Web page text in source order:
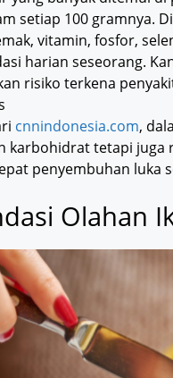
setiap 100 gramnya.
vitamin, fosfor,
harian seseorang.
risiko terkena
cnnindonesia.com,
karbohidrat tetapi juga
penyembuhan luka
Olahan